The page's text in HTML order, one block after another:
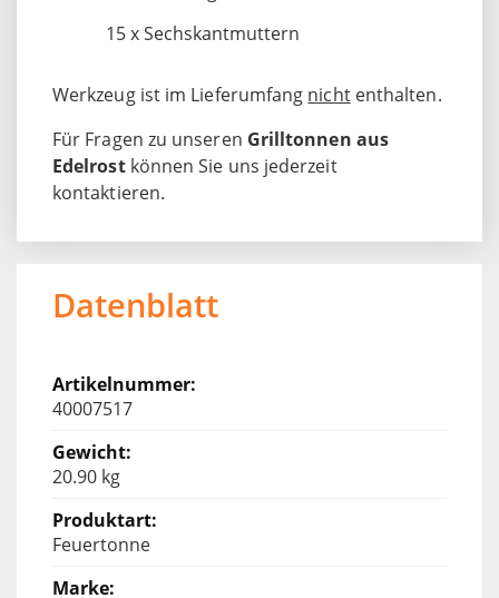
15 x Sechskantmuttern
Werkzeug ist im Lieferumfang nichtenthalten.
Für Fragen zu unseren Grilltonnen aus
Edelrost können Sie uns jederzeit
kontaktieren.
Datenblatt
40007517
20.90 kg
Feuertonne